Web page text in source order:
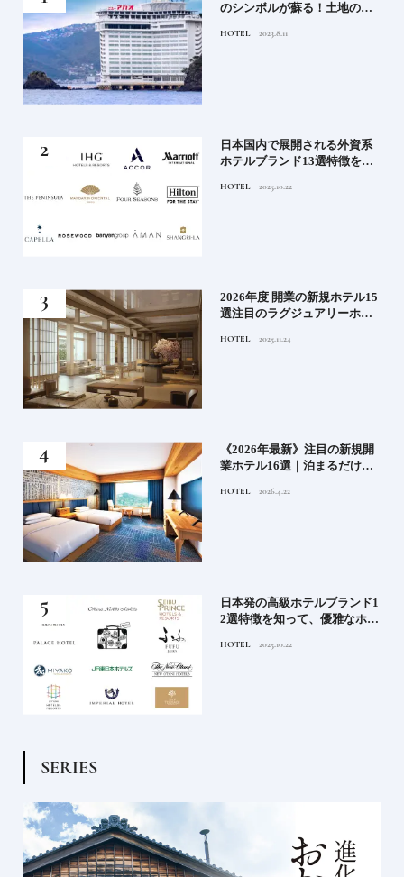
のシンボルが蘇る！土地の歴
HOTEL 2023.8.11
日本国内で展開される外資系
ホテルブランド13選特徴を知
満喫｜ホテルブランド大解剖
HOTEL 2025.10.22
2026年度 開業の新規ホテル15
選注目のラグジュアリーホテ
ィホテルまでご紹介【後編】
HOTEL 2025.11.24
《2026年最新》注目の新規開
業ホテル16選｜泊まるだけで
ル
HOTEL 2026.4.22
日本発の高級ホテルブランド1
2選特徴を知って、優雅なホテ
ンド大解剖①
HOTEL 2025.10.22
SERIES